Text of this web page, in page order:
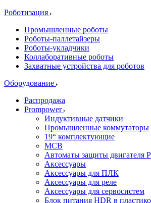
Роботизация
Промышленные роботы
Роботы-паллетайзеры
Роботы-укладчики
Коллаборативные роботы
Захватные устройства для роботов
Оборудование
Распродажа
Prompower
Индуктивные датчики
Промышленные коммутаторы
19“ комплектующие
MCB
Автоматы защиты двигателя
Аксессуары
Аксессуары для ПЛК
Аксессуары для реле
Аксессуары для сервосистем
Блок питания HDR в